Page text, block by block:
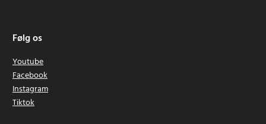
Følg os
Youtube
Facebook
Instagram
Tiktok